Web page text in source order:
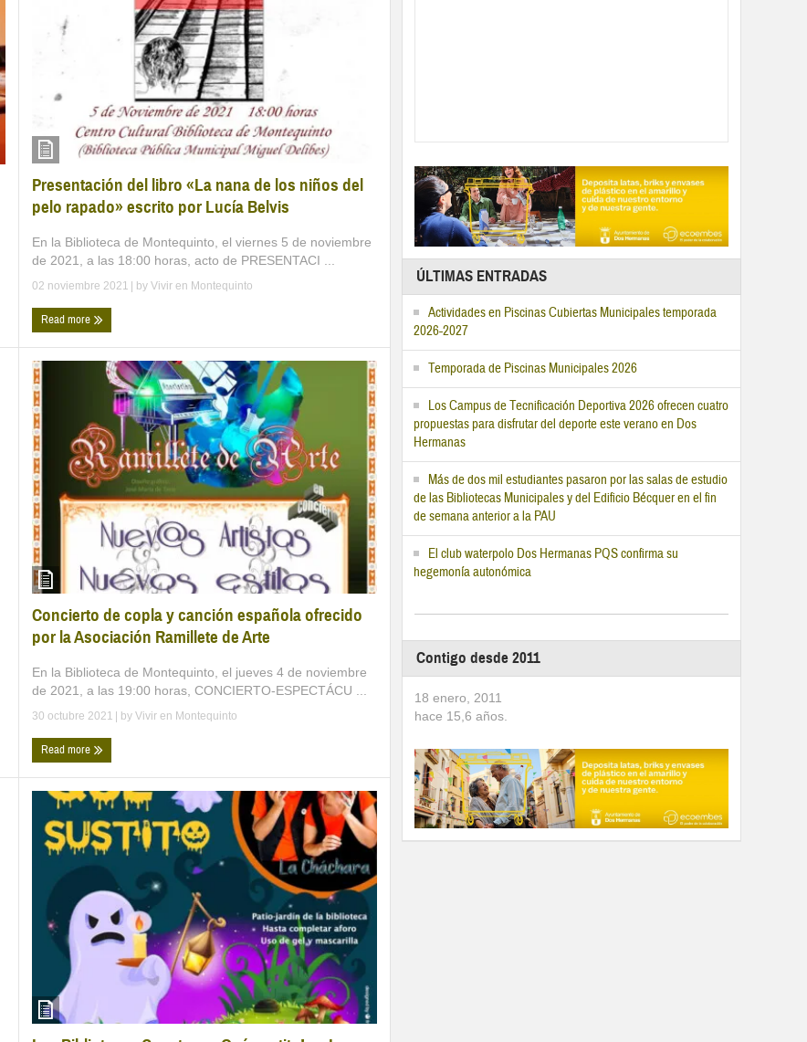
Presentación del libro «La nana de los niños del
pelo rapado» escrito por Lucía Belvis
En la Biblioteca de Montequinto, el viernes 5 de noviembre
de 2021, a las 18:00 horas, acto de PRESENTACI ...
02 noviembre 2021 | by Vivir en Montequinto
Read more
Concierto de copla y canción española ofrecido
por la Asociación Ramillete de Arte
En la Biblioteca de Montequinto, el jueves 4 de noviembre
de 2021, a las 19:00 horas, CONCIERTO-ESPECTÁCU ...
30 octubre 2021 | by Vivir en Montequinto
Read more
ÚLTIMAS ENTRADAS
Actividades en Piscinas Cubiertas Municipales temporada
2026-2027
Temporada de Piscinas Municipales 2026
Los Campus de Tecnificación Deportiva 2026 ofrecen cuatro
propuestas para disfrutar del deporte este verano en Dos
Hermanas
Más de dos mil estudiantes pasaron por las salas de estudio
de las Bibliotecas Municipales y del Edificio Bécquer en el fin
de semana anterior a la PAU
El club waterpolo Dos Hermanas PQS confirma su
hegemonía autonómica
Contigo desde 2011
18 enero, 2011
hace 15,6 años.